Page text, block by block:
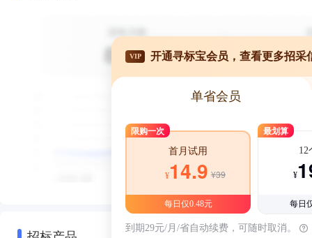
VIP 开通寻标宝会员，查看更多招采
单省会员
限购一次
首月试用
¥14.9 ¥39
每日仅0.48元
最划算
12
¥
每日
到期29元/月/省自动续费，可随时取消。